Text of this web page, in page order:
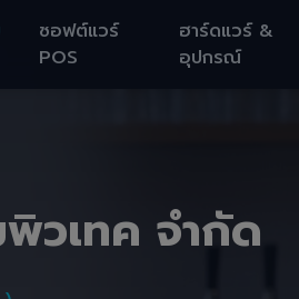
ซอฟต์แวร์
POS
ฮาร์ดแวร์ &
อุปกรณ์
วเทค จำกัด